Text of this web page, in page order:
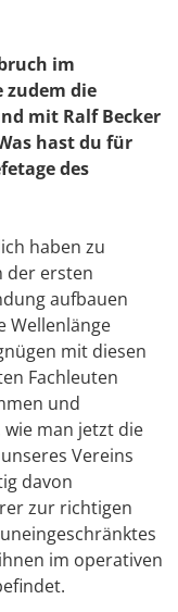
im
zudem die
mit Ralf Becker
hast du für
des
haben zu
der ersten
aufbauen
Wellenlänge
mit diesen
Fachleuten
und
man jetzt die
Vereins
davon
zur richtigen
im operativen